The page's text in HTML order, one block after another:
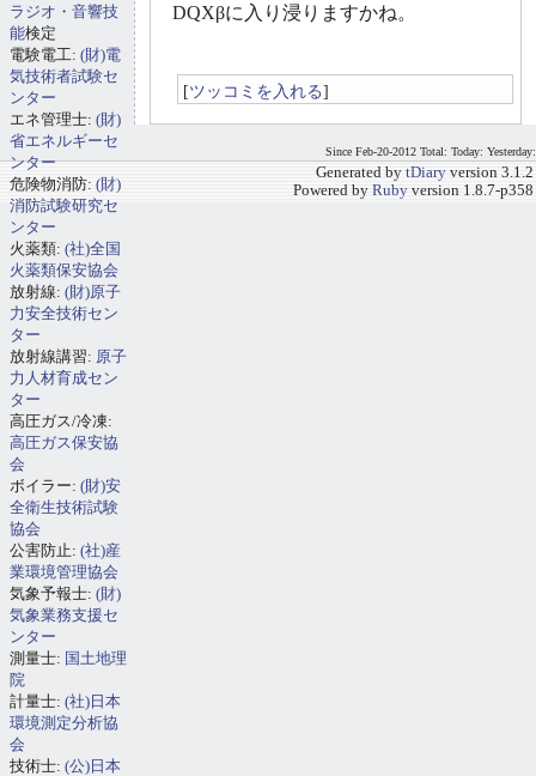
DQXβに入り浸りますかね。
[ツッコミを入れる]
ラジオ・音響技
能検定
電験電工: (財)電
気技術者試験セ
ンター
エネ管理士: (財)
省エネルギーセ
ンター
危険物消防: (財)
消防試験研究セ
ンター
火薬類: (社)全国
火薬類保安協会
放射線: (財)原子
力安全技術セン
ター
放射線講習: 原子
力人材育成セン
ター
高圧ガス/冷凍:
高圧ガス保安協
会
ボイラー: (財)安
全衛生技術試験
協会
公害防止: (社)産
業環境管理協会
気象予報士: (財)
気象業務支援セ
ンター
測量士: 国土地理
院
計量士: (社)日本
環境測定分析協
会
技術士: (公)日本
Since Feb-20-2012 Total: Today: Yesterday:
Generated by tDiary version 3.1.2
Powered by Ruby version 1.8.7-p358